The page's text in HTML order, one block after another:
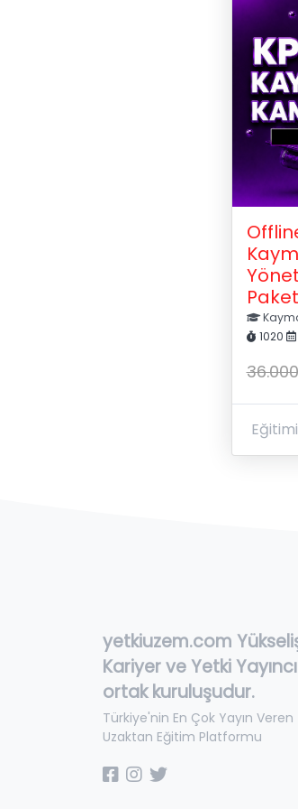
Paket
1020
yetkiuzem.com
Kariyer ve Yetki
ortak kuruluşudur.
Türkiye'nin En Çok Yayın Veren
Uzaktan Eğitim Platformu